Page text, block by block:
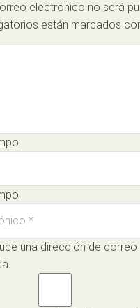
electrónico no será
están marcados
una dirección de correo